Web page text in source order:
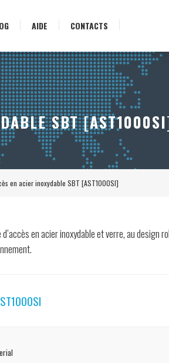
AIDE CONTACTS
en acier inoxydable SBT [AST1000SI]
SBT
en acier inoxydable et verre, au design